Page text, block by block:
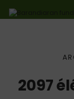
Ir
2097